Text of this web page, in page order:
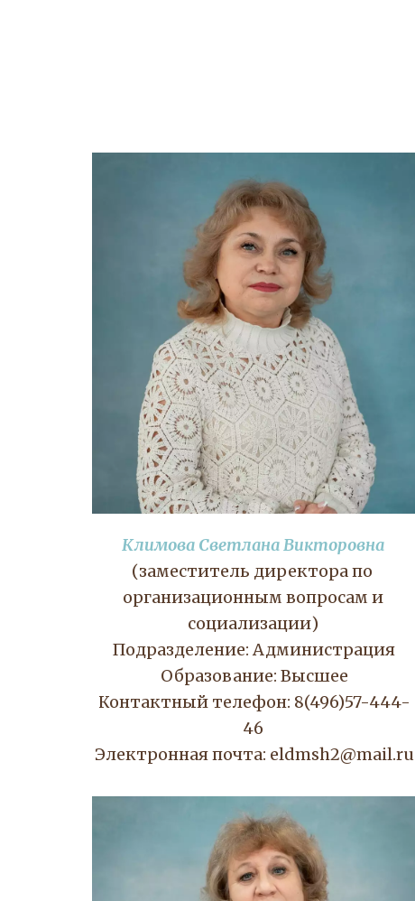
Климова Светлана Викторовна
(заместитель директора по
организационным вопросам и
социализации)
Подразделение: Администрация
Образование: Высшее
Контактный телефон: 8(496)57-444-
46
Электронная почта: eldmsh2@mail.ru